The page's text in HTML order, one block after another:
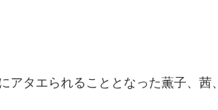
タエられることとなった薫子、茜、